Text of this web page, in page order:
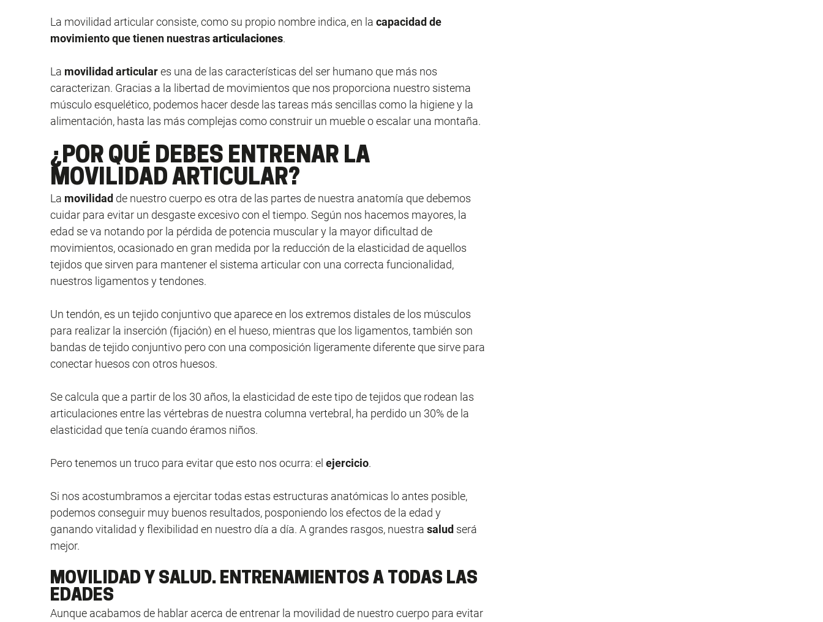
La movilidad articular consiste, como su propio nombre indica, en la capacidad de
movimiento que tienen nuestrasarticulaciones.
La movilidad articulares una de las características del ser humano que más nos
caracterizan. Gracias a la libertad de movimientos que nos proporciona nuestro sistema
músculo esquelético, podemos hacer desde las tareas más sencillas como la higiene y la
alimentación, hasta las más complejas como construir un mueble o escalar una montaña.
¿POR QUÉ DEBES ENTRENAR LA
MOVILIDAD ARTICULAR?
La movilidad de nuestro cuerpo es otra de las partes de nuestra anatomía que debemos
cuidar para evitar un desgaste excesivo con el tiempo. Según nos hacemos mayores, la
edad se va notando por la pérdida de potencia muscular y la mayor dificultad de
movimientos, ocasionado en gran medida por la reducción de la elasticidad de aquellos
tejidos que sirven para mantener el sistema articular con una correcta funcionalidad,
nuestros ligamentos y tendones.
Un tendón, es un tejido conjuntivo que aparece en los extremos distales de los músculos
para realizar la inserción (fijación) en el hueso, mientras que los ligamentos, también son
bandas de tejido conjuntivo pero con una composición ligeramente diferente que sirve para
conectar huesos con otros huesos.
Se calcula que a partir de los 30 años, la elasticidad de este tipo de tejidos que rodean las
articulaciones entre las vértebras de nuestra columna vertebral, ha perdido un 30% de la
elasticidad que tenía cuando éramos niños.
Pero tenemos un truco para evitar que esto nos ocurra: el ejercicio.
Si nos acostumbramos a ejercitar todas estas estructuras anatómicas lo antes posible,
podemos conseguir muy buenos resultados, posponiendo los efectos de la edad y
ganando vitalidad y flexibilidad en nuestro día a día. A grandes rasgos, nuestra salud será
mejor.
MOVILIDAD Y SALUD. ENTRENAMIENTOS A TODAS LAS
EDADES
Aunque acabamos de hablar acerca de entrenar la movilidad de nuestro cuerpo para evitar